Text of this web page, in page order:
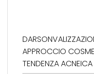
APPROCCIO
TENDENZA ACNEICA